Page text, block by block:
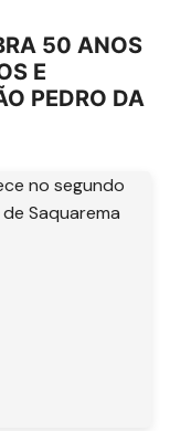
50 ANOS
E
PEDRO DA